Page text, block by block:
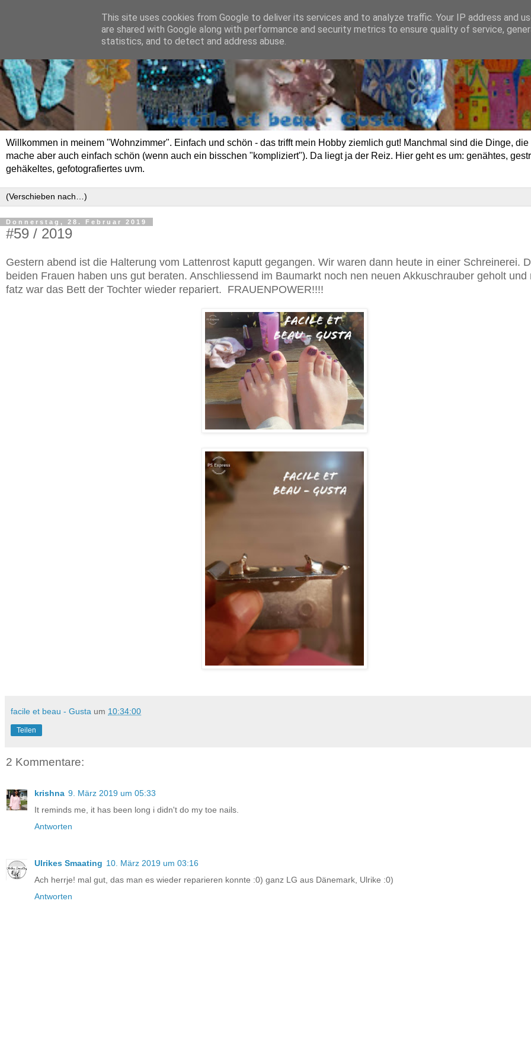
Willkommen in meinem "Wohnzimmer". Einfach und schön - das trifft mein Hobby ziemlich gut! Manchmal sind die Dinge, die
mache aber auch einfach schön (wenn auch ein bisschen "kompliziert"). Da liegt ja der Reiz. Hier geht es um: genähtes,
gehäkeltes, gefotografiertes uvm.
Donnerstag, 28. Februar 2019
#59 / 2019
Gestern abend ist die Halterung vom Lattenrost kaputt gegangen. Wir waren dann heute in einer Schreinerei.
beiden Frauen haben uns gut beraten. Anschliessend im Baumarkt noch nen neuen Akkuschrauber geholt und
fatz war das Bett der Tochter wieder repariert. FRAUENPOWER!!!!
facile et beau - Gusta um 10:34:00
Teilen
2 Kommentare:
krishna 9. März 2019 um 05:33
It reminds me, it has been long i didn't do my toe nails.
Antworten
Ulrikes Smaating 10. März 2019 um 03:16
Ach herrje! mal gut, das man es wieder reparieren konnte :0) ganz LG aus Dänemark, Ulrike :0)
Antworten
This site uses cookies from Google to deliver its services and to analyze traffic. Your IP address and
are shared with Google along with performance and security metrics to ensure quality of service,
statistics, and to detect and address abuse.